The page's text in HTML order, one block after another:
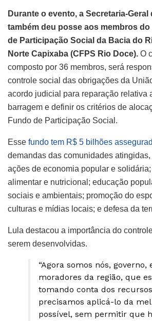
Durante o evento, a Secretaria-
também deu posse aos membros do
de Participação Social da Bacia do
Norte Capixaba (CFPS Rio Doce). O
composto por 36 membros, será
controle social das obrigações da
acordo judicial para reparação relativa
barragem e definir os critérios de
Fundo de Participação Social.
Esse fundo tem R$ 5 bilhões
demandas das comunidades
ações de economia popular e
alimentar e nutricional; educação
sociais e ambientais; promoção do
culturas e mídias locais; e defesa da
Lula destacou a importância do
serem desenvolvidas.
“Agora somos nós, governo,
moradores da região, que
tomando conta dos
precisamos aplicá-lo da
possível, sem permitir que